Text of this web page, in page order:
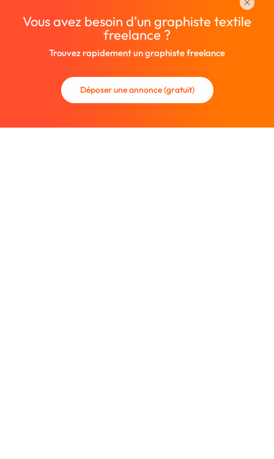
Vous avez besoin d'un graphiste textile
freelance ?
Trouvez rapidement un graphiste freelance
Déposer une annonce (gratuit)